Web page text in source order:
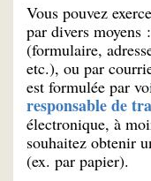
Vous pouvez
par divers moyens
(formulaire,
etc.), ou par
est formulée par
responsable de
électronique, à
souhaitez obtenir
(ex. par papier).